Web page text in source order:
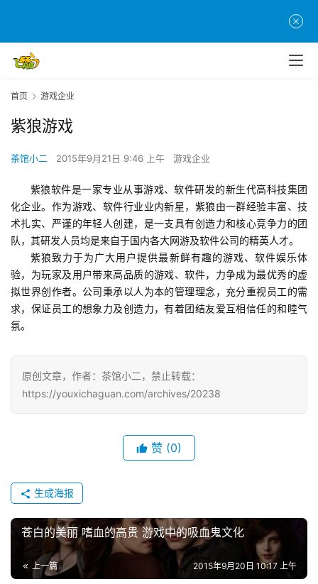
页
茶
创
游
戏
业
界
手
机
游
单
机
游
闲
游
戏
0
首页 游戏企业
紫狼游戏
茶馆小二 2015年9月21日 9:46 上午 游戏企业
紫狼软件是一家专业从事游戏、软件研发的新生代高科技集团
化企业。作为游戏、软件行业业内新星，紫狼由一群经验丰富、技
术扎实、严谨的年轻人创建，是一支具有创造力和核心竞争力的团
队，其研发人员均是来自于国内各大网游及软件公司的精英人才。
紫狼致力于为广大用户提供最新鲜有趣的游戏、软件娱乐体
验，为玩家及用户带来高品质的游戏、软件，力争成为最优秀的虚
拟世界创作者。公司秉承以人为本的管理理念，充分重视员工的需
求，保证员工的想象力及创造力，有着团结友爱互相信任的和睦气
氛。
原创文章，作者：茶馆小二，禁止转载：
https://youxichaguan.com/archives/20238
赞 (0)
生成海报
苍白的美丽 嗜血的高贵 游戏中的吸血鬼文化
上一篇 2015年9月20日 10:17 上午